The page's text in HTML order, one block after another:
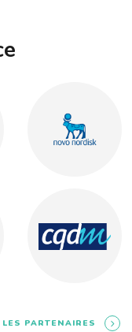
PARTENAIRES